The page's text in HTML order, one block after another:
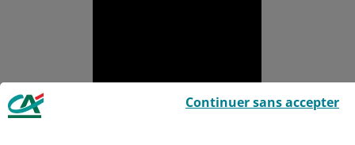
indispensables car utilisés à des fins de bon fonctionnement et de
sécurité ; d’autres sont facultatifs. Les
Continuer sans accepter